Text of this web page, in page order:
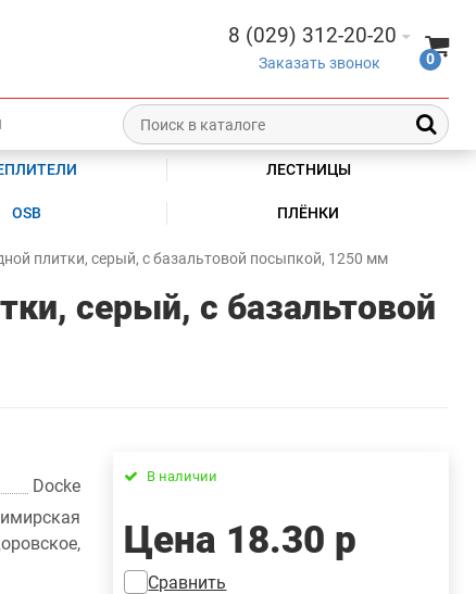
8 (029) 312-20-20
Заказать звонок 0
ЛЕСТНИЦЫ
OSB ПЛЁНКИ
плитки, серый, с базальтовой посыпкой, 1250 мм
серый, с базальтовой
Docke
В наличии
Цена 18.30 р
Сравнить